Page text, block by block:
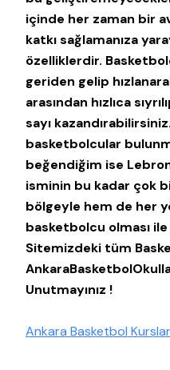
içinde her zaman bir
katkı sağlamanıza
özelliklerdir.
geriden gelip
arasından hızlıca
sayı
basketbolcular
beğendiğim ise
isminin bu kadar çok
bölgeyle hem de her
basketbolcu olması ile
Sitemizdeki tüm
Unutmayınız !
Ankara Basketbol